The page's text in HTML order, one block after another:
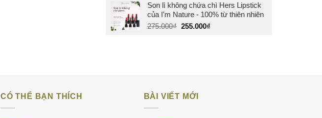
Son lì không chứa chì Hers Lipstick
của I'm Nature - 100% từ thiên nhiên
275.000₫ Giá
255.000₫Giá
CÓ THỂ BẠN THÍCH BÀI VIẾT MỚI